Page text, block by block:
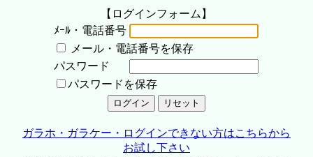
【ログインフォーム】
ﾒｰﾙ・電話番号
メール・電話番号を保存
パスワード
パスワードを保存
ガラホ・ガラケー・ログインできない方はこちらから
お試し下さい